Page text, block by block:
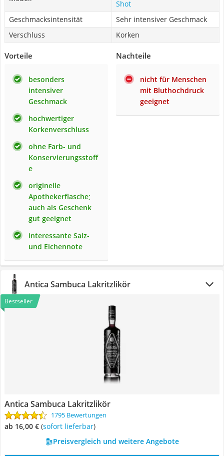
Shot
Geschmacksintensität
Sehr intensiver Geschmack
Verschluss
Korken
Vorteile
besonders
intensiver
Geschmack
hochwertiger
Korkenverschluss
ohne Farb- und
Konservierungsstoff
e
originelle
Apothekerflasche;
auch als Geschenk
gut geeignet
interessante Salz-
und Eichennote
Nachteile
nicht für Menschen
mit Bluthochdruck
geeignet
Antica Sambuca Lakritzlikör
Bestseller
Antica Sambuca Lakritzlikör
1795 Bewertungen
ab 16,00 € ( Sofort lieferbar)
Preisvergleich und weitere Angebote